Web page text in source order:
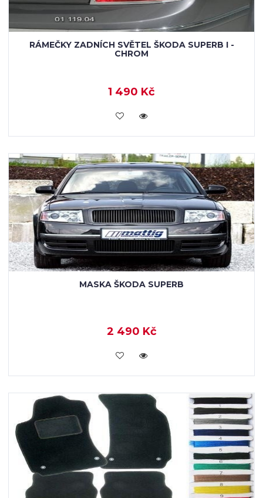
RÁMEČKY ZADNÍCH SVĚTEL ŠKODA SUPERB I -
CHROM
1 490 Kč
KOUPIT
MASKA ŠKODA SUPERB
2 490 Kč
KOUPIT